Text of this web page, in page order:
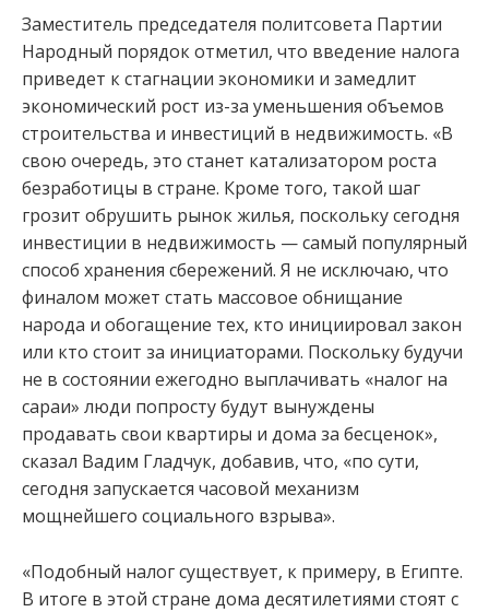
Заместитель председателя политсовета Партии
Народный порядок отметил, что введение налога
приведет к стагнации экономики и замедлит
экономический рост из-за уменьшения объемов
строительства и инвестиций в недвижимость. «В
свою очередь, это станет катализатором роста
безработицы в стране. Кроме того, такой шаг
грозит обрушить рынок жилья, поскольку сегодня
инвестиции в недвижимость — самый популярный
способ хранения сбережений. Я не исключаю, что
финалом может стать массовое обнищание
народа и обогащение тех, кто инициировал закон
или кто стоит за инициаторами. Поскольку будучи
не в состоянии ежегодно выплачивать «налог на
сараи» люди попросту будут вынуждены
продавать свои квартиры и дома за бесценок»,
сказал Вадим Гладчук, добавив, что, «по сути,
сегодня запускается часовой механизм
мощнейшего социального взрыва».
«Подобный налог существует, к примеру, в Египте.
В итоге в этой стране дома десятилетиями стоят с